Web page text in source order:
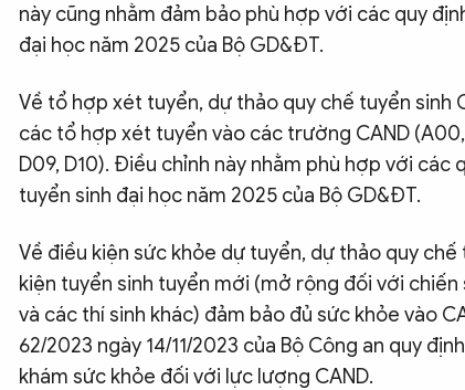
này cũng nhằm đảm bảo phù hợp với các quy
đại học năm 2025 của Bộ GD&ĐT.
Về tổ hợp xét tuyển, dự thảo quy chế tuyển sinh
các tổ hợp xét tuyển vào các trường CAND (A00,
D09, D10). Điều chỉnh này nhằm phù hợp với
tuyển sinh đại học năm 2025 của Bộ GD&ĐT.
Về điều kiện sức khỏe dự tuyển, dự thảo quy
kiện tuyển sinh tuyển mới (mở rộng đối với chiến
và các thí sinh khác) đảm bảo đủ sức khỏe vào
62/2023 ngày 14/11/2023 của Bộ Công an quy
khám sức khỏe đối với lực lượng CAND.